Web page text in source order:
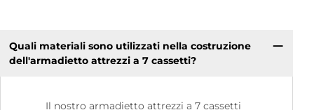
Quali materiali sono utilizzati nella costruzione
dell'armadietto attrezzi a 7 cassetti?
Il nostro armadietto attrezzi a 7 cassetti